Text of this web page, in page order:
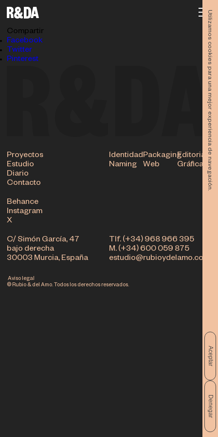
Utilizamos cookies para una mejor experiencia de navegación.
Aceptar
Denegar
25.11.2021
Compartir
Facebook
Twitter
Pinterest
Tlf. (+34) 968 966 395
M. (+34) 600 059 875
estudio@rubioydelamo.com
C/ Simón García, 47
bajo derecha
30003 Murcia, España
Proyectos
Estudio
Diario
Contacto
IdentidadPackagingEditorial
Naming
Web Gráfica
Behance
Instagram
X
© Rubio & del Amo. Todos los derechos reservados.
Aviso legal